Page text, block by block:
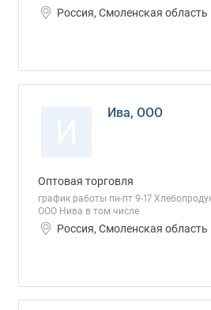
Россия, Смоленская область
Ива, ООО
Оптовая торговля
график работы пн-пт 9-17
ООО Нива в том числе
Россия, Смоленская